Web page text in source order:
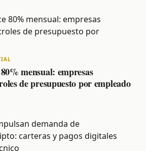
mensual: empresas
de presupuesto por empleado